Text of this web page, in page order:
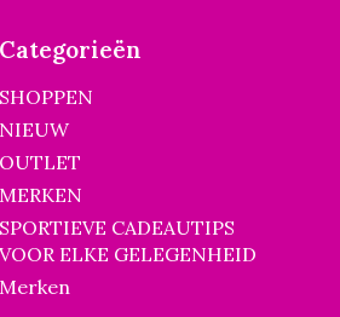
Categorieën
SHOPPEN
NIEUW
OUTLET
MERKEN
SPORTIEVE CADEAUTIPS
VOOR ELKE GELEGENHEID
Merken